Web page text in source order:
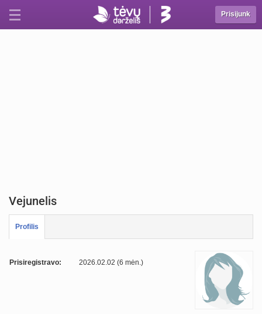
Prisijunk
Vejunelis
Profilis
Prisiregistravo: 2026.02.02 (6 mėn.)